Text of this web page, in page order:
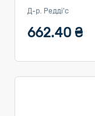
Д-р. Редді'с
662.40 ₴